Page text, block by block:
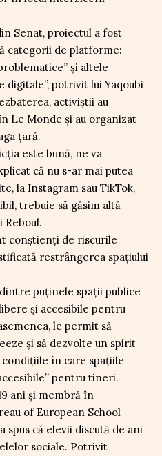
Senat, proiectul a fost
categorii de platforme:
și altele
potrivit lui Yaqoubi
activiștii au
Le Monde și au organizat
țară.
este bună, ne va
că nu s-ar mai putea
la Instagram sau TikTok,
trebuie să găsim altă
Reboul.
conștienți de riscurile
restrângerea spațiului
puținele spații publice
și accesibile pentru
le permit să
și să dezvolte un spirit
condițiile în care spațiile
pentru tineri.
ani și membră în
of European School
spus că elevii discută de ani
sociale. Potrivit